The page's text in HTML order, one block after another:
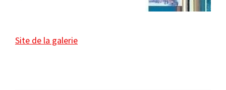
Site de la galerie